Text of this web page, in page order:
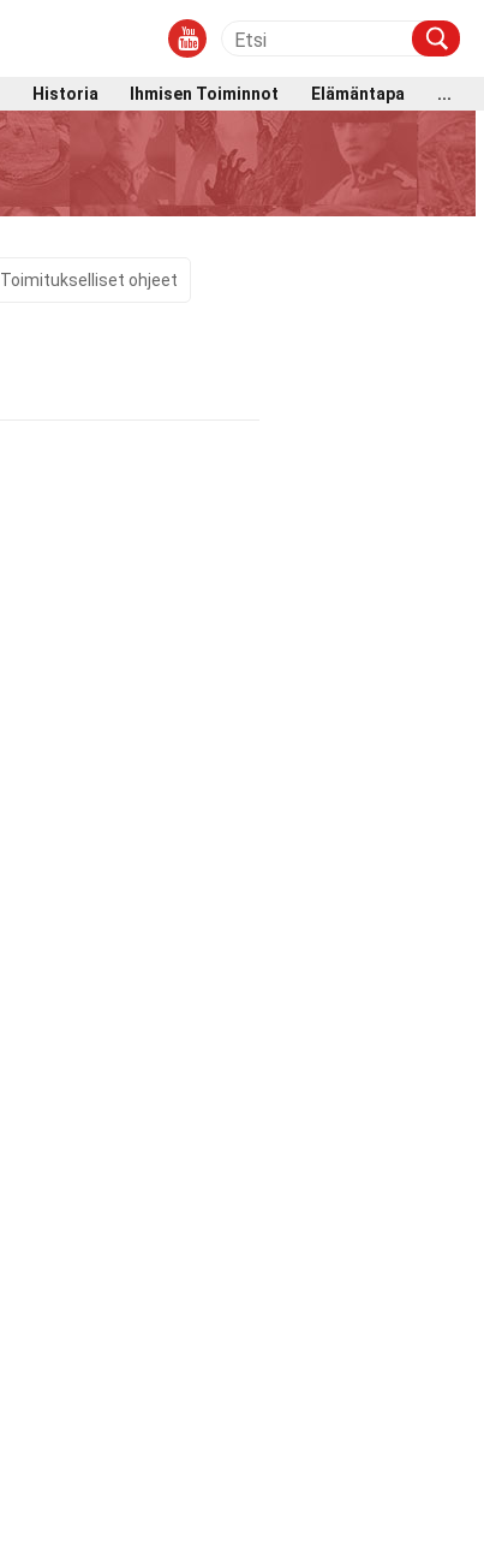
Historia Ihmisen Toiminnot Elämäntapa
...
Toimitukselliset ohjeet